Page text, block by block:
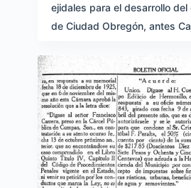
ejidales para el desarrollo
de Ciudad Obregón, antes